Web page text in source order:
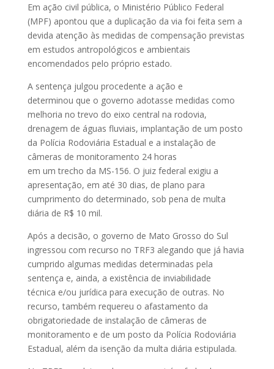
Em ação civil pública, o Ministério Público Federal
(MPF) apontou que a duplicação da via foi feita sem a
devida atenção às medidas de compensação previstas
em estudos antropológicos e ambientais
encomendados pelo próprio estado.
A sentença julgou procedente a ação e
determinou que o governo adotasse medidas como
melhoria no trevo do eixo central na rodovia,
drenagem de águas fluviais, implantação de um posto
da Polícia Rodoviária Estadual e a instalação de
câmeras de monitoramento 24 horas
em um trecho da MS-156. O juiz federal exigiu a
apresentação, em até 30 dias, de plano para
cumprimento do determinado, sob pena de multa
diária de R$ 10 mil.
Após a decisão, o governo de Mato Grosso do Sul
ingressou com recurso no TRF3 alegando que já havia
cumprido algumas medidas determinadas pela
sentença e, ainda, a existência de inviabilidade
técnica e/ou jurídica para execução de outras. No
recurso, também requereu o afastamento da
obrigatoriedade de instalação de câmeras de
monitoramento e de um posto da Polícia Rodoviária
Estadual, além da isenção da multa diária estipulada.